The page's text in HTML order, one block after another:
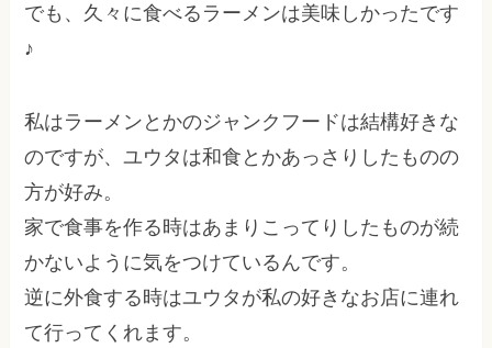
でも、久々に食べるラーメンは美味しかったです
♪
私はラーメンとかのジャンクフードは結構好きな
のですが、ユウタは和食とかあっさりしたものの
方が好み。
家で食事を作る時はあまりこってりしたものが続
かないように気をつけているんです。
逆に外食する時はユウタが私の好きなお店に連れ
て行ってくれます。